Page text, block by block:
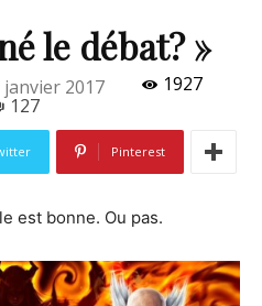
le débat? »
janvier 2017
1927
127
Pinterest
est bonne. Ou pas.